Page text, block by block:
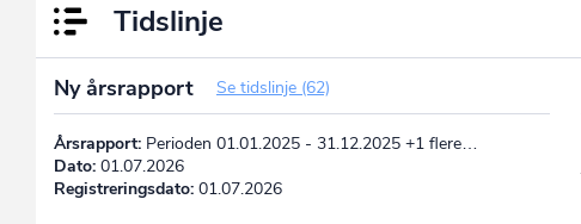
Tidslinje
Ny årsrapport Se tidslinje (62)
Årsrapport: Perioden 01.01.2025 - 31.12.2025 +1 flere…
Dato: 01.07.2026
Registreringsdato: 01.07.2026